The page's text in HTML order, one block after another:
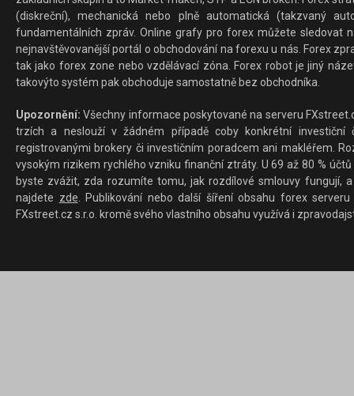
(diskreční), mechanická nebo plně automatická (takzvaný
fundamentálních zpráv. Online grafy pro forex můžete sledovat
nejnavštěvovanější portál o obchodování na forexu u nás. Forex
tak jako forex zone nebo vzdělávací zóna. Forex robot je jiný
takovýto systém pak obchoduje samostatně bez obchodníka.
Upozornění: Všechny informace poskytované na serveru
trzích a neslouží v žádném případě coby konkrétní investiční
registrovanými brokery či investičním poradcem ani makléřem.
vysokým rizikem rychlého vzniku finanční ztráty. U 69 až 80 %
byste zvážit, zda rozumíte tomu, jak rozdílové smlouvy fungují,
najdete zde. Publikování nebo další šíření obsahu forex
FXstreet.cz s.r.o. kromě svého vlastního obsahu využívá i